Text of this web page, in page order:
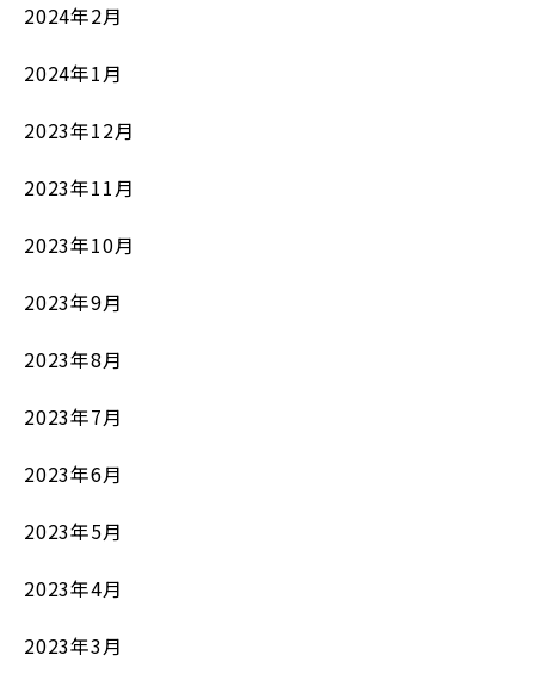
2024年2月
2024年1月
2023年12月
2023年11月
2023年10月
2023年9月
2023年8月
2023年7月
2023年6月
2023年5月
2023年4月
2023年3月